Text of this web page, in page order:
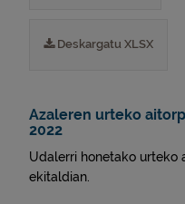
Deskargatu XLSX
Azaleren urteko
2022
Udalerri honetako urteko
ekitaldian.